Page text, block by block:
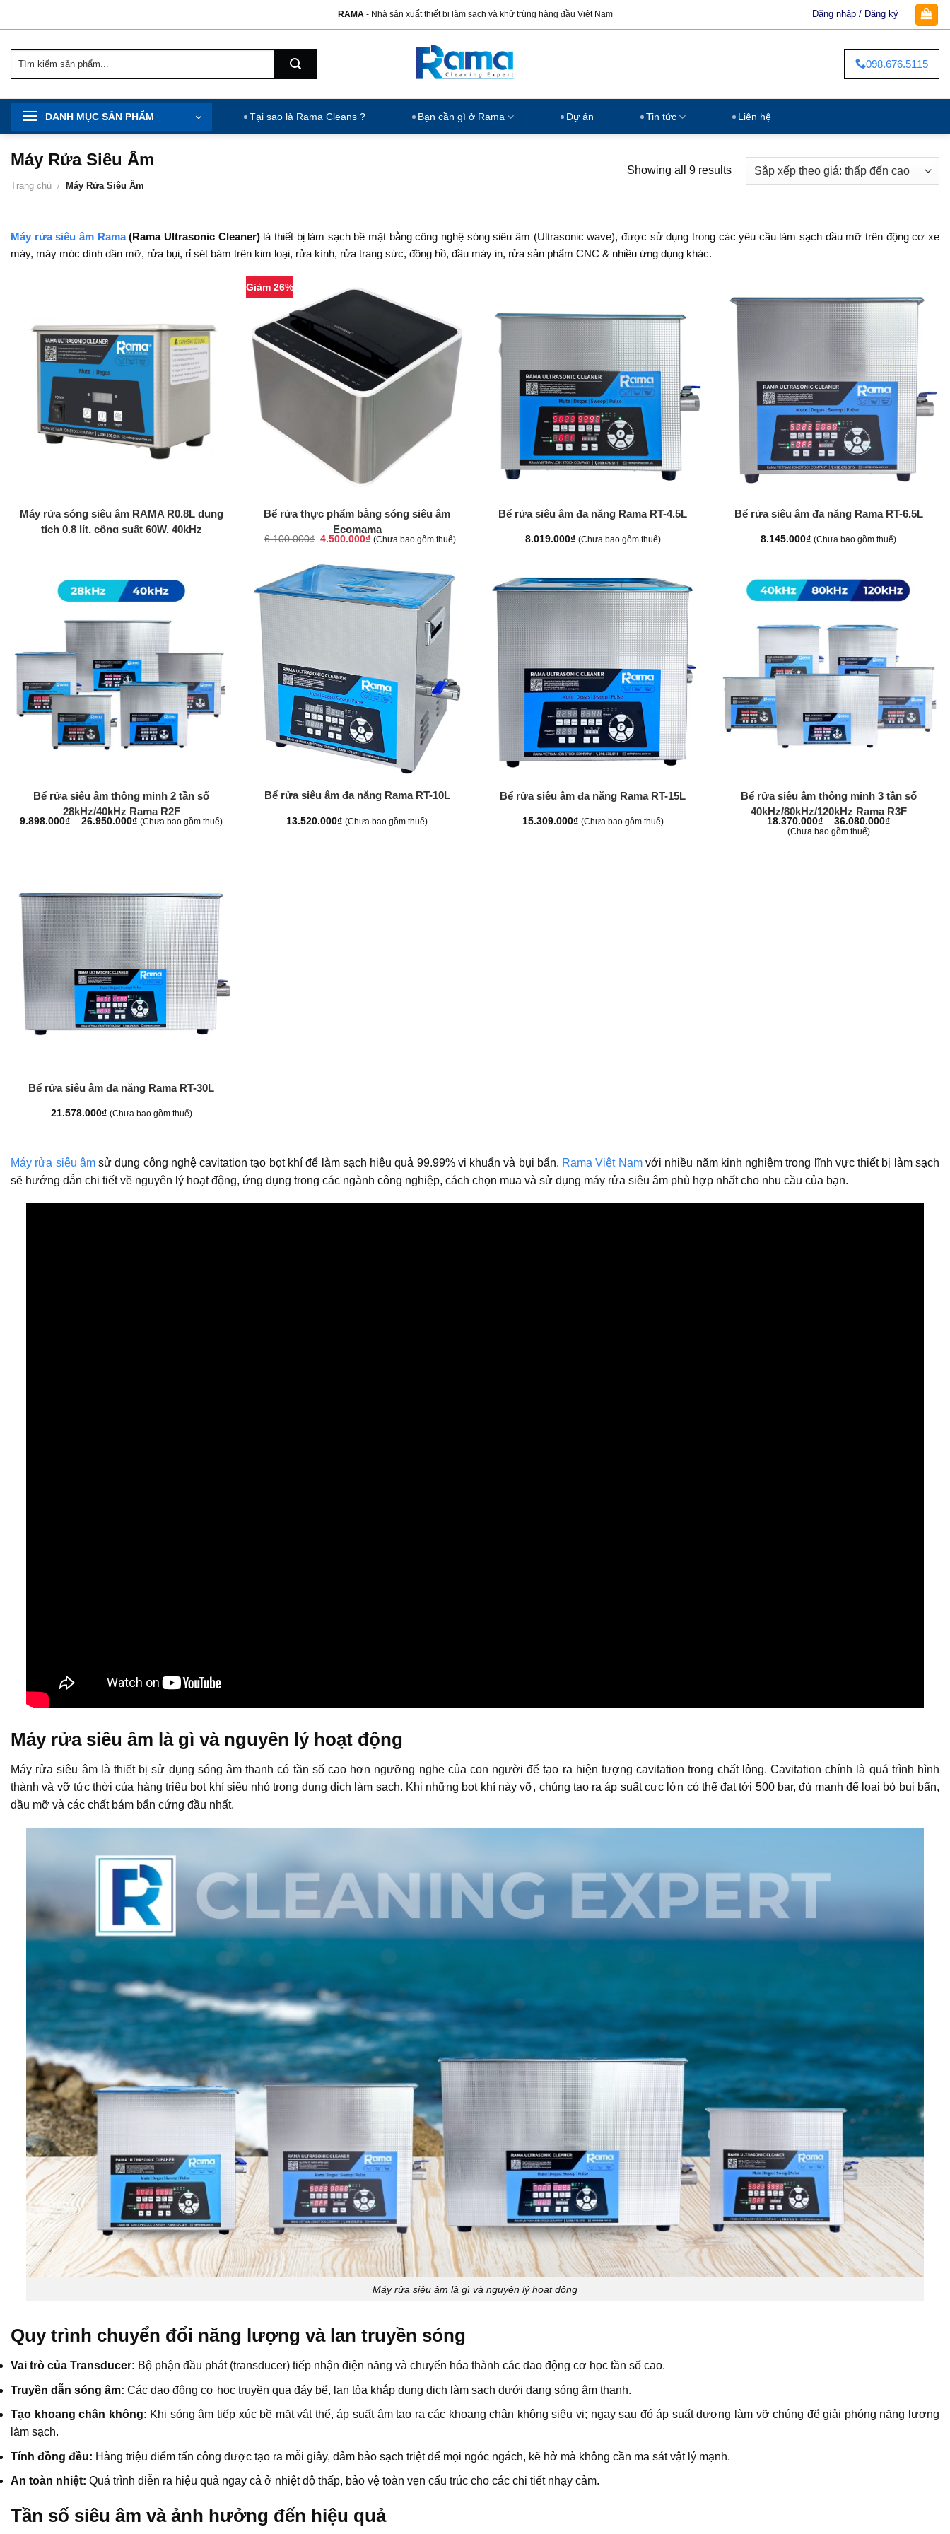
dung
RAMA- Nhà sản xuất thiết bị làm sạch và khử trùng hàng đầu Việt Nam Đăng nhập / Đăng ký
kiếm:
098.676.5115
DANH MỤC SẢN PHẨM Tại sao là Rama Cleans ? Bạn cần gì ở Rama Dự án Tin tức Liên hệ
Máy Rửa Siêu Âm
Trang chủ / Máy Rửa Siêu Âm
Showing all 9 results
Máy rửa siêu âm Rama (Rama Ultrasonic Cleaner)là thiết bị làm sạch bề mặt bằng công nghệ sóng siêu âm (Ultrasonic wave), được sử dụng trong các yêu cầu làm sạch dầu mỡ trên động cơ xe
máy, máy móc dính dần mỡ, rửa bụi, rỉ sét bám trên kim loại, rửa kính, rửa trang sức, đồng hồ, đầu máy in, rửa sản phẩm CNC & nhiều ứng dụng khác.
Máy rửa sóng siêu âm RAMA R0.8L dung
tích 0.8 lít, công suất 60W, 40kHz
Giảm 26%
Bể rửa thực phẩm bằng sóng siêu âm
Ecomama
6.100.000₫ Giá
6.100.000₫.
4.500.000₫Giá
là:
4.500.000₫.
(Chưa bao gồm thuế)
Bể rửa siêu âm đa năng Rama RT-4.5L
8.019.000₫ (Chưa bao gồm thuế)
Bể rửa siêu âm đa năng Rama RT-6.5L
8.145.000₫ (Chưa bao gồm thuế)
Bể rửa siêu âm thông minh 2 tần số
28kHz/40kHz Rama R2F
9.898.000₫ – 26.950.000₫Khoảng
(Chưa bao gồm thuế)
Bể rửa siêu âm đa năng Rama RT-10L
13.520.000₫ (Chưa bao gồm thuế)
Bể rửa siêu âm đa năng Rama RT-15L
15.309.000₫ (Chưa bao gồm thuế)
Bể rửa siêu âm thông minh 3 tần số
40kHz/80kHz/120kHz Rama R3F
18.370.000₫ – 36.080.000₫Khoảng
(Chưa bao gồm thuế)
Bể rửa siêu âm đa năng Rama RT-30L
21.578.000₫ (Chưa bao gồm thuế)
Máy rửa siêu âmsử dụng công nghệ cavitation tạo bọt khí để làm sạch hiệu quả 99.99% vi khuẩn và bụi bẩn. Rama Việt Namvới nhiều năm kinh nghiệm trong lĩnh vực thiết bị làm sạch
sẽ hướng dẫn chi tiết về nguyên lý hoạt động, ứng dụng trong các ngành công nghiệp, cách chọn mua và sử dụng máy rửa siêu âm phù hợp nhất cho nhu cầu của bạn.
Máy rửa siêu âm là gì và nguyên lý hoạt động
Máy rửa siêu âm là thiết bị sử dụng sóng âm thanh có tần số cao hơn ngưỡng nghe của con người để tạo ra hiện tượng cavitation trong chất lỏng. Cavitation chính là quá trình hình
thành và vỡ tức thời của hàng triệu bọt khí siêu nhỏ trong dung dịch làm sạch. Khi những bọt khí này vỡ, chúng tạo ra áp suất cực lớn có thể đạt tới 500 bar, đủ mạnh để loại bỏ bụi bẩn,
dầu mỡ và các chất bám bẩn cứng đầu nhất.
Máy rửa siêu âm là gì và nguyên lý hoạt động
Quy trình chuyển đổi năng lượng và lan truyền sóng
Vai trò của Transducer: Bộ phận đầu phát (transducer) tiếp nhận điện năng và chuyển hóa thành các dao động cơ học tần số cao.
Truyền dẫn sóng âm: Các dao động cơ học truyền qua đáy bể, lan tỏa khắp dung dịch làm sạch dưới dạng sóng âm thanh.
Tạo khoang chân không: Khi sóng âm tiếp xúc bề mặt vật thể, áp suất âm tạo ra các khoang chân không siêu vi; ngay sau đó áp suất dương làm vỡ chúng để giải phóng năng lượng
làm sạch.
Tính đồng đều: Hàng triệu điểm tấn công được tạo ra mỗi giây, đảm bảo sạch triệt để mọi ngóc ngách, kẽ hở mà không cần ma sát vật lý mạnh.
An toàn nhiệt: Quá trình diễn ra hiệu quả ngay cả ở nhiệt độ thấp, bảo vệ toàn vẹn cấu trúc cho các chi tiết nhạy cảm.
Tần số siêu âm và ảnh hưởng đến hiệu quả